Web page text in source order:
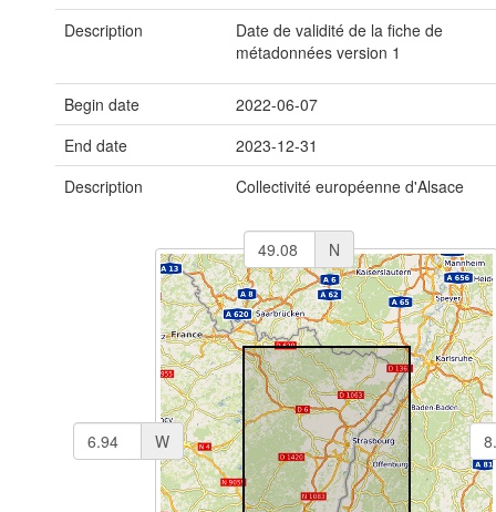
Description
Date de validité de la fiche de
métadonnées version 1
Begin date
2022-06-07
End date
2023-12-31
Description
Collectivité européenne d'Alsace
N
W